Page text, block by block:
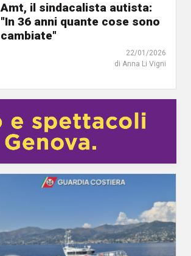
Amt, il sindacalista autista:
"In 36 anni quante cose sono
cambiate"
22/01/2026
di Anna Li Vigni